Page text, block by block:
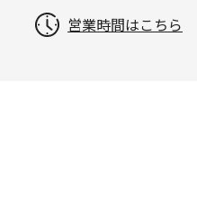
営業時間はこちら